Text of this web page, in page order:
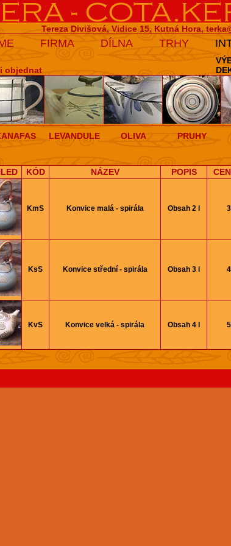
Tereza Divišová, Vidice 15, Kutná Hora,
FIRMA DÍLNA TRHY
objednat
LEVANDULE OLIVA PRUHY
KÓD NÁZEV POPIS
KmS Konvice malá - spirála Obsah 2 l
KsS Konvice střední - spirála Obsah 3 l
KvS Konvice velká - spirála Obsah 4 l